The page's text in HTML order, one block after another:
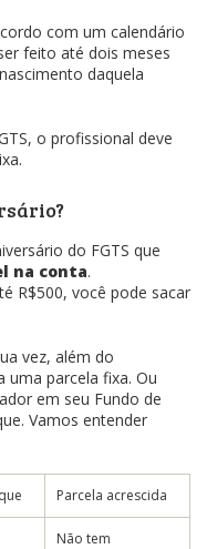
com um calendário
feito até dois meses
daquela
o profissional deve
do FGTS que
na conta.
R$500, você pode sacar
vez, além do
uma parcela fixa. Ou
em seu Fundo de
Vamos entender
Parcela acrescida
Não tem